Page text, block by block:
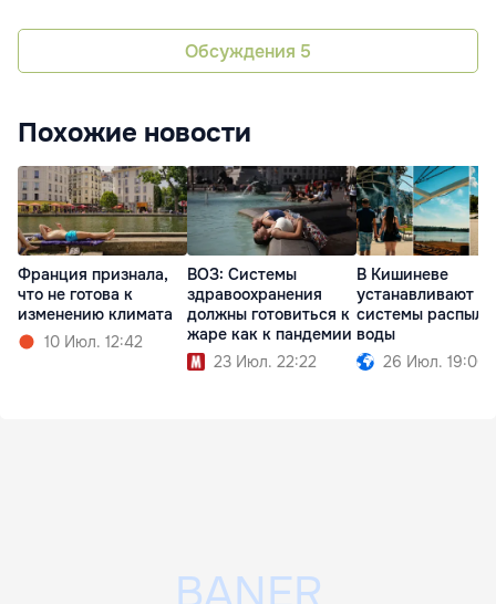
Обсуждения 5
Похожие новости
Франция признала,
что не готова к
изменению климата
10 Июл. 12:42
ВОЗ: Системы
здравоохранения
должны готовиться к
жаре как к пандемии
23 Июл. 22:22
В Кишиневе
устанавливают
системы
воды
26 Июл. 19:00